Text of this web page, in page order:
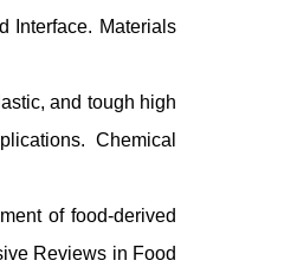
Interface. Materials
and tough high
Chemical
of food‐derived
Reviews in Food